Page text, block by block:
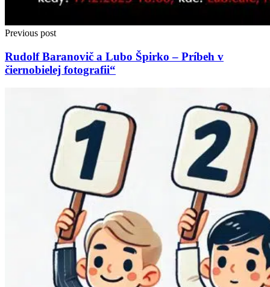
Previous post
Rudolf Baranovič a Lubo Špirko – Príbeh v
čiernobielej fotografii“